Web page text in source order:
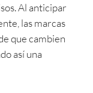
Al anticipar
las marcas
que cambien
así una